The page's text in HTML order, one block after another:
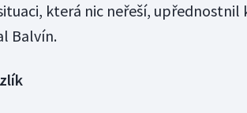
která nic neřeší, upřednostnil
Balvín.